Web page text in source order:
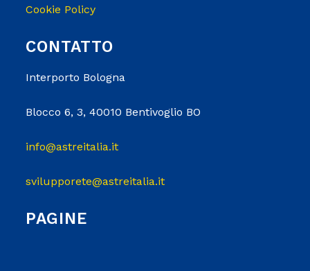
Cookie Policy
CONTATTO
Interporto Bologna
Blocco 6, 3, 40010 Bentivoglio BO
info@astreitalia.it
svilupporete@astreitalia.it
PAGINE